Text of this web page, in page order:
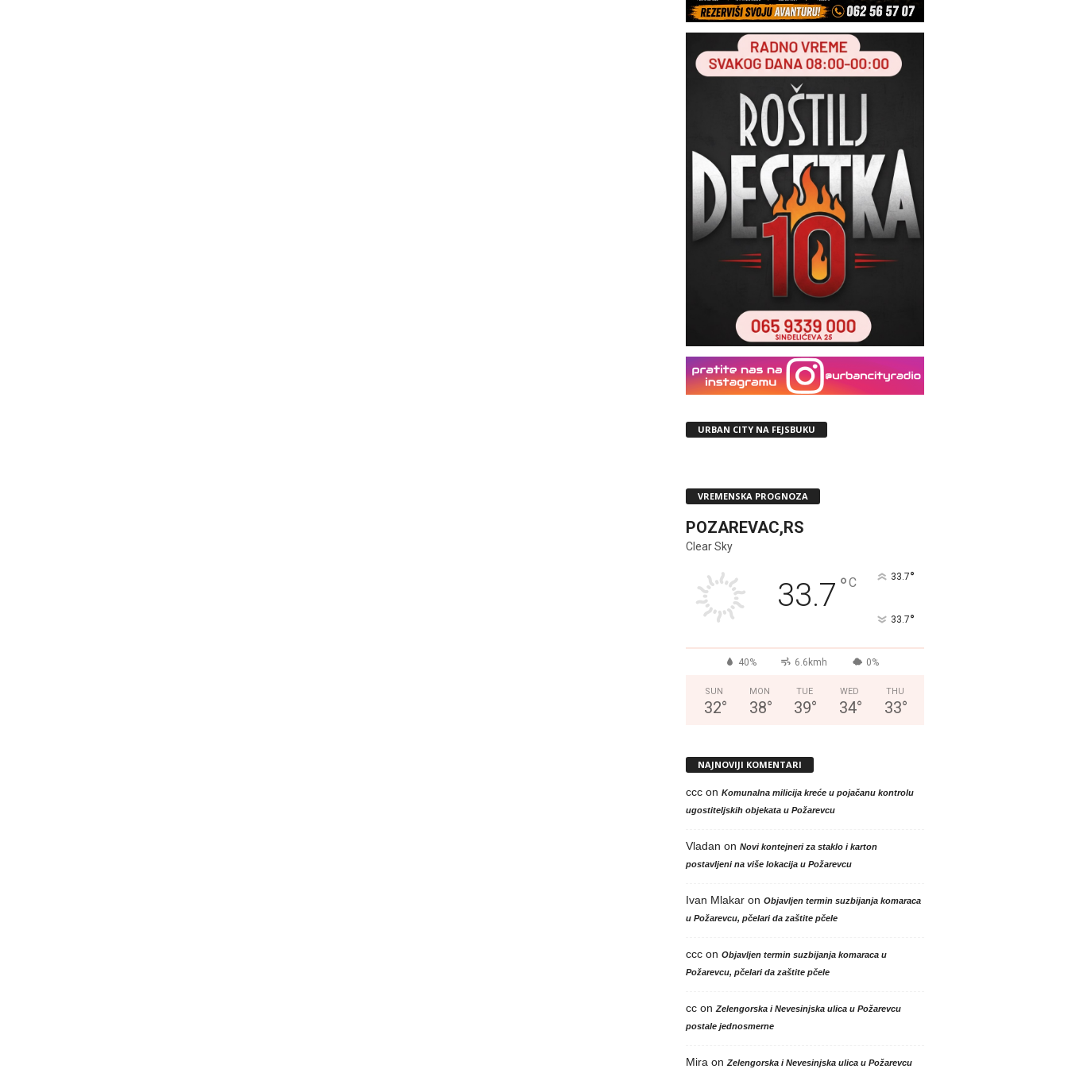
URBAN CITY NA FEJSBUKU
VREMENSKA PROGNOZA
POZAREVAC,RS
Clear Sky
33.7 °C 33.7°
33.7°
40% 6.6kmh 0%
SUN
32°
MON
38°
TUE
39°
WED
34°
THU
33°
NAJNOVIJI KOMENTARI
cccon Komunalna milicija kreće u pojačanu kontrolu
ugostiteljskih objekata u Požarevcu
Vladan on Novi kontejneri za staklo i karton
postavljeni na više lokacija u Požarevcu
Ivan Mlakaron Objavljen termin suzbijanja komaraca
u Požarevcu, pčelari da zaštite pčele
cccon Objavljen termin suzbijanja komaraca u
Požarevcu, pčelari da zaštite pčele
ccon Zelengorska i Nevesinjska ulica u Požarevcu
postale jednosmerne
Mira on Zelengorska i Nevesinjska ulica u Požarevcu